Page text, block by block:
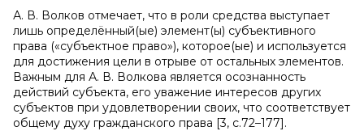
А. В. Волков отмечает, что в роли средства выступает
лишь определённый(ые) элемент(ы) субъективного
права («субъектное право»), которое(ые) и используется
для достижения цели в отрыве от остальных элементов.
Важным для А. В. Волкова является осознанность
действий субъекта, его уважение интересов других
субъектов при удовлетворении своих, что соответствует
общему духу гражданского права [3, с.72–177].